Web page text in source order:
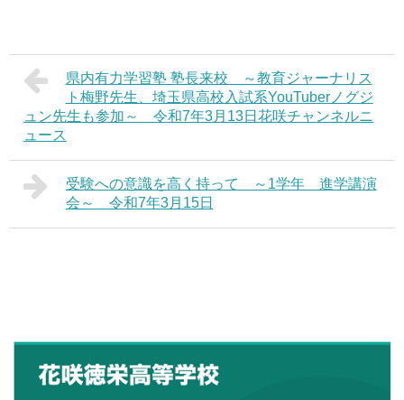
県内有力学習塾 塾長来校 ～教育ジャーナリス
ト梅野先生、埼玉県高校入試系YouTuberノグジ
ュン先生も参加～ 令和7年3月13日花咲チャンネルニ
ュース
受験への意識を高く持って ～1学年 進学講演
会～ 令和7年3月15日